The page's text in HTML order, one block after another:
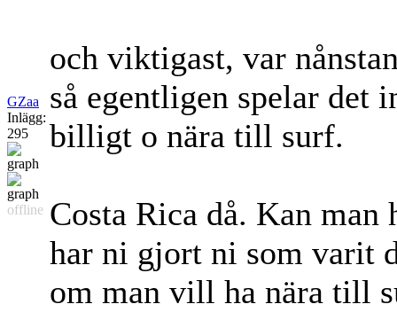
GZaa
Inlägg:
295
offline
och viktigast, var
så egentligen spelar det
billigt o nära till surf.
Costa Rica då. Kan
har ni gjort ni som varit
om man vill ha nära till